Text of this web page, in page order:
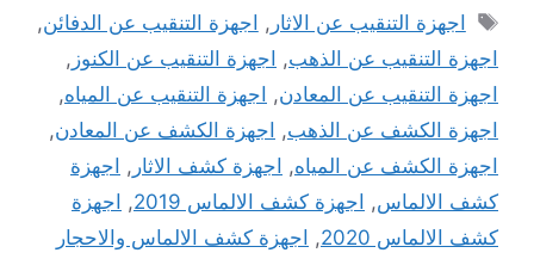
الوسوم
اجهزة التنقيب عن الاثار , اجهزة التنقيب عن الدفائن,
اجهزة التنقيب عن الذهب, اجهزة التنقيب عن الكنوز ,
اجهزة التنقيب عن المعادن, اجهزة التنقيب عن المياه,
اجهزة الكشف عن الذهب, اجهزة الكشف عن المعادن,
اجهزة الكشف عن المياه, اجهزة كشف الاثار , اجهزة
كشف الالماس, اجهزة كشف الالماس 2019 , اجهزة
كشف الالماس 2020
, اجهزة كشف الالماس والاحجار